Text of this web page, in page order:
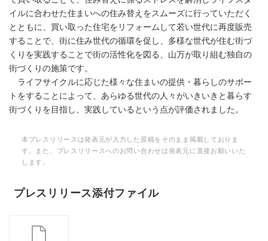
イルに合わせた住まいへの住み替えをスムーズに行っていただく
とともに、買い取った住宅をリフォームして若い世代に再度販売
することで、街に住み世代の循環を促し、多様な世代が住む街づ
くりを実践することで街の活性化を図る、山万が取り組む独自の
街づくりの施策です。
ライフサイクルに応じた様々な住まいの提供・暮らしのサポー
トをすることによって、あらゆる世代の人々がいきいきと暮らす
街づくりを目指し、実践しているという点が評価されました。
本プレスリリースは発表元が入力した原稿をそのまま掲載しておりま
す。また、プレスリリースへのお問い合わせは発表元に直接お願いいた
します。
プレスリリース添付ファイル